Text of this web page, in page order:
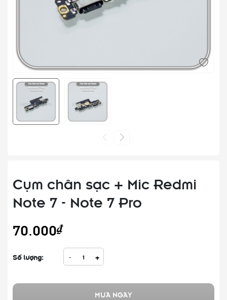
Cụm chân sạc + Mic Redmi
Note 7 - Note 7 Pro
70.000₫
Số lượng: - +
MUA NGAY